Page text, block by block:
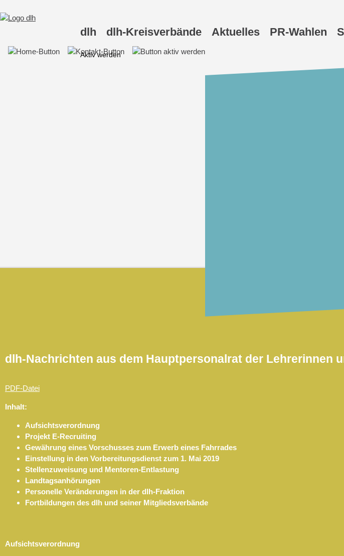
to
Aktiv werden
dlh dlh-Kreisverbände Aktuelles PR-Wahlen
dlh-Nachrichten aus dem Hauptpersonalrat der Lehrerinnen
PDF-Datei
Inhalt:
Aufsichtsverordnung
Projekt E-Recruiting
Gewährung eines Vorschusses zum Erwerb eines Fahrrades
Einstellung in den Vorbereitungsdienst zum 1. Mai 2019
Stellenzuweisung und Mentoren-Entlastung
Landtagsanhörungen
Personelle Veränderungen in der dlh-Fraktion
Fortbildungen des dlh und seiner Mitgliedsverbände
Aufsichtsverordnung